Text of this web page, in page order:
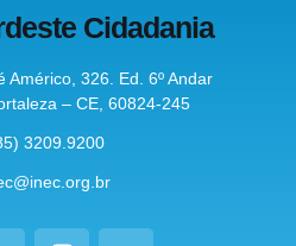
Cidadania
Américo, 326. Ed. 6º Andar
– CE, 60824-245
3209.9200